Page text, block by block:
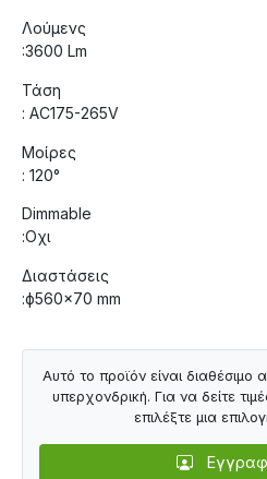
Λούμενς
:3600 Lm
Τάση
: AC175-265V
Μοίρες
: 120°
Dimmable
:Οχι
Διαστάσεις
:ф560×70 mm
Αυτό το προϊόν είναι διαθέσιμο
υπερχονδρική. Για να δείτε
επιλέξτε μια